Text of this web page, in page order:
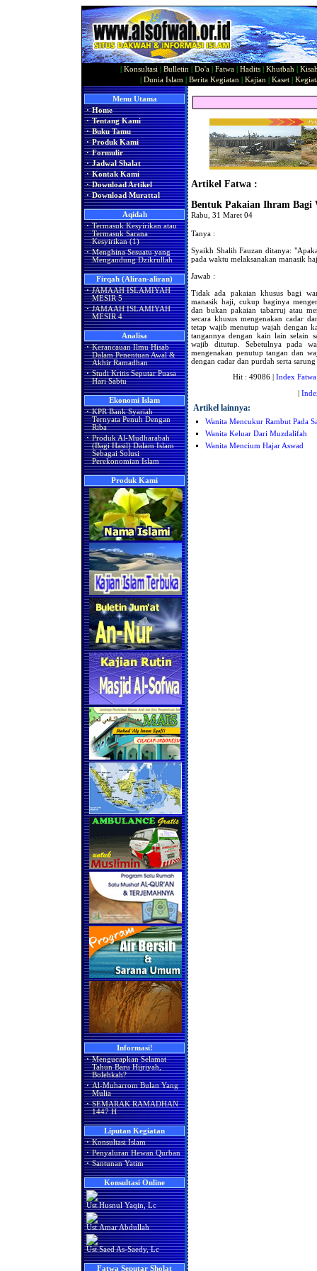
Konsultasi Bulletin Do'a Fatwa Hadits Khutbah
Dunia Islam Berita Kegiatan Kajian Kaset|
Menu Utama
· Home
· Tentang Kami
· Buku Tamu
· Produk Kami
· Formulir
· Jadwal Shalat
· Kontak Kami
· Download Artikel
· Download Murattal
Aqidah
· Termasuk Kesyirikan atau
Termasuk Sarana
Kesyirikan (1)
· Menghina Sesuatu yang
Mengandung Dzikrullah
Firqah (Aliran-aliran)
· JAMAAH ISLAMIYAH
MESIR 5
· JAMAAH ISLAMIYAH
MESIR 4
Analisa
· Kerancauan Ilmu Hisab
Dalam Penentuan Awal &
Akhir Ramadhan
· Studi Kritis Seputar Puasa
Hari Sabtu
Ekonomi Islam
· KPR Bank Syariah
Ternyata Penuh Dengan
Riba
· Produk Al-Mudharabah
(Bagi Hasil) Dalam Islam
Sebagai Solusi
Perekonomian Islam
Produk Kami
Informasi!
· Mengucapkan Selamat
Tahun Baru Hijriyah,
Bolehkah?
· Al-Muharrom Bulan Yang
Mulia
· SEMARAK RAMADHAN
1447 H
Liputan Kegiatan
· Konsultasi Islam
· Penyaluran Hewan Qurban
· Santunan Yatim
Konsultasi Online
Ust.Husnul Yaqin, Lc
Ust.Amar Abdullah
Ust.Saed As-Saedy, Lc
Fatwa Seputar Sholat
Artikel Fatwa :
Bentuk Pakaian Ihram Bagi
Rabu, 31 Maret 04
Tanya :
Syaikh Shalih Fauzan ditanya:
pada waktu melaksanakan manasik
Jawab :
Tidak ada pakaian khusus bagi
manasik haji, cukup baginya
dan bukan pakaian tabarruj atau
secara khusus mengenakan cadar
tetap wajib menutup wajah dengan
tangannya dengan kain lain selain
wajib ditutup. Sebetulnya pada
mengenakan penutup tangan dan
dengan cadar dan purdah serta sarung
Hit : 49086 | Index Fatwa
|
Artikel lainnya:
Wanita Mencukur Rambut Pada
Wanita Keluar Dari Muzdalifah
Wanita Mencium Hajar Aswad